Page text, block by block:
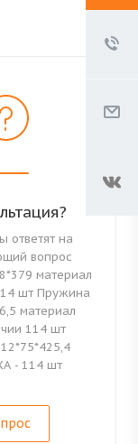
ответят на
вопрос
материал
шт Пружина
материал
114 шт
- 114 шт